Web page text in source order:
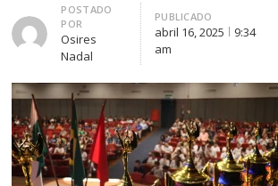
Autor
POSTADO
POR
Osires
Nadal
PUBLICADO
abril 16, 2025
9:34
am